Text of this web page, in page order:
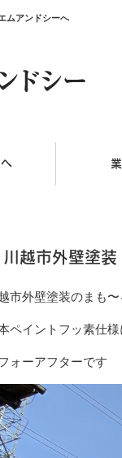
ムアンドシーへ
川越市外壁塗装
市外壁塗装のまも
ペイントフッ素仕
ォーアフターです